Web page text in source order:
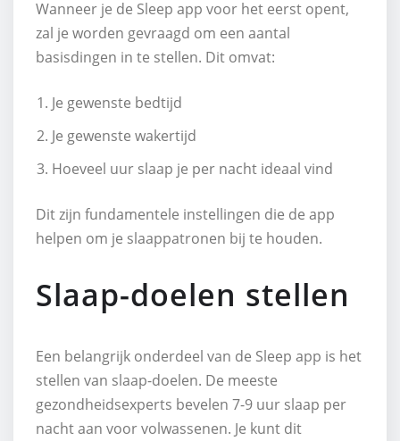
Wanneer je de Sleep app voor het eerst opent,
zal je worden gevraagd om een aantal
basisdingen in te stellen. Dit omvat:
Je gewenste bedtijd
Je gewenste wakertijd
Hoeveel uur slaap je per nacht ideaal vind
Dit zijn fundamentele instellingen die de app
helpen om je slaappatronen bij te houden.
Slaap-doelen stellen
Een belangrijk onderdeel van de Sleep app is het
stellen van slaap-doelen. De meeste
gezondheidsexperts bevelen 7-9 uur slaap per
nacht aan voor volwassenen. Je kunt dit